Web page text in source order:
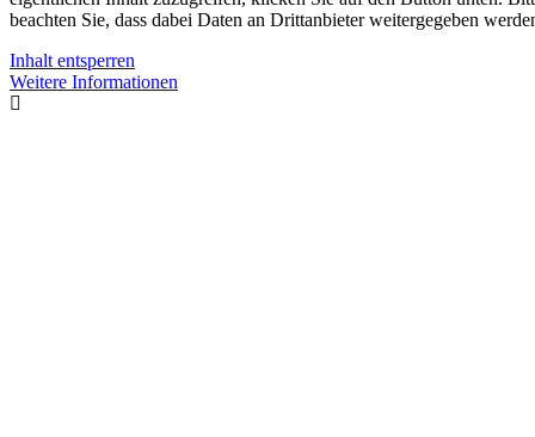
beachten Sie, dass dabei Daten an Drittanbieter weitergegeben
Inhalt entsperren
Weitere Informationen